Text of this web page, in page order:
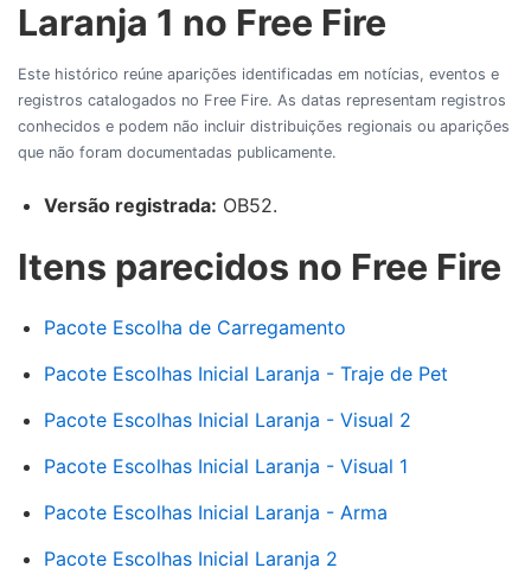
Laranja 1 no Free Fire
Este histórico reúne aparições identificadas em notícias, eventos e
registros catalogados no Free Fire. As datas representam registros
conhecidos e podem não incluir distribuições regionais ou aparições
que não foram documentadas publicamente.
Versão registrada: OB52.
Itens parecidos no Free Fire
Pacote Escolha de Carregamento
Pacote Escolhas Inicial Laranja - Traje de Pet
Pacote Escolhas Inicial Laranja - Visual 2
Pacote Escolhas Inicial Laranja - Visual 1
Pacote Escolhas Inicial Laranja - Arma
Pacote Escolhas Inicial Laranja 2